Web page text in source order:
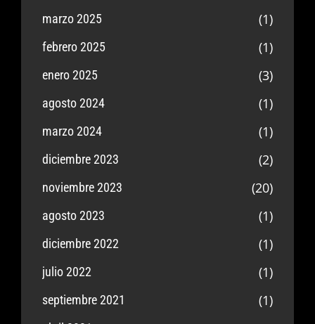
marzo 2025 (1)
febrero 2025 (1)
enero 2025 (3)
agosto 2024 (1)
marzo 2024 (1)
diciembre 2023 (2)
noviembre 2023 (20)
agosto 2023 (1)
diciembre 2022 (1)
julio 2022 (1)
septiembre 2021 (1)